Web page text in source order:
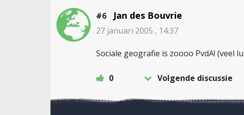
#6 Jan des Bouvrie
27 januari 2005 , 14:37
Sociale geografie is zoooo PvdA! (veel
0 Volgende discussie